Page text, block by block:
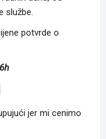
službe.
potvrde o
jer mi cenimo